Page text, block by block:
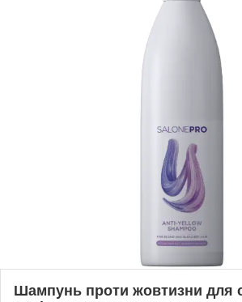
Шампунь проти жовтизни для